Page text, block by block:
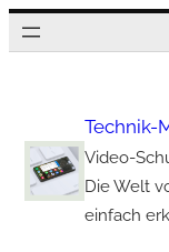
Zum
Inhalt
Technik-
Video-
Die Welt
einfach